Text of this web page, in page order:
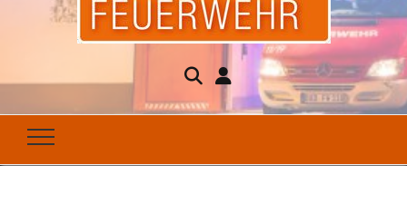
Steinbacher
Feuerwehr
Seit 1877 für Ihren Brandschutz da